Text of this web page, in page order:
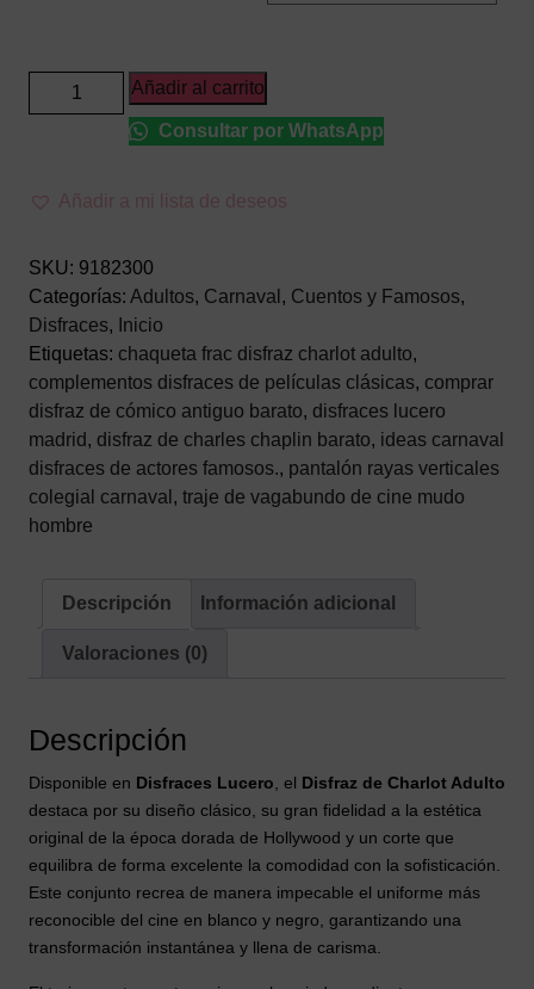
Disfraz
de
–
de
Charles
Chaplin
para
Carnaval
cantidad
Añadir al carrito
Consultar por WhatsApp
Añadir a mi lista de deseos
SKU: 9182300
Categorías: Adultos, Carnaval , Cuentos y Famosos,
Disfraces, Inicio
Etiquetas: chaqueta frac disfraz charlot adulto,
complementos disfraces de películas clásicas, comprar
disfraz de cómico antiguo barato, disfraces lucero
madrid , disfraz de charles chaplin barato, ideas carnaval
disfraces de actores famosos., pantalón rayas verticales
colegial carnaval , traje de vagabundo de cine mudo
hombre
Descripción Información adicional
Valoraciones (0)
Descripción
Disponible en Disfraces Lucero , el Disfraz de Charlot Adulto
destaca por su diseño clásico, su gran fidelidad a la estética
original de la época dorada de Hollywood y un corte que
equilibra de forma excelente la comodidad con la sofisticación.
Este conjunto recrea de manera impecable el uniforme más
reconocible del cine en blanco y negro, garantizando una
transformación instantánea y llena de carisma.